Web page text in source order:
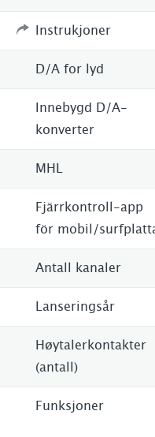
Instrukjoner
D/A for lyd
Innebygd D/A-
konverter
MHL
Fjärrkontroll-app
för mobil/
Antall kanaler
Lanseringsår
Høytalerkontakter
(antall)
Funksjoner